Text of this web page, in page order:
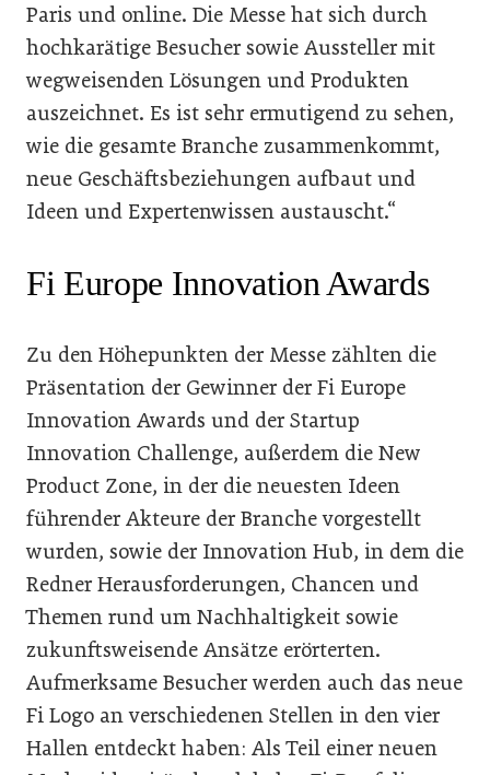
Paris und online. Die Messe hat sich durch
hochkarätige Besucher sowie Aussteller mit
wegweisenden Lösungen und Produkten
auszeichnet. Es ist sehr ermutigend zu sehen,
wie die gesamte Branche zusammenkommt,
neue Geschäftsbeziehungen aufbaut und
Ideen und Expertenwissen austauscht.“
Fi Europe Innovation Awards
Zu den Höhepunkten der Messe zählten die
Präsentation der Gewinner der Fi Europe
Innovation Awards und der Startup
Innovation Challenge, außerdem die New
Product Zone, in der die neuesten Ideen
führender Akteure der Branche vorgestellt
wurden, sowie der Innovation Hub, in dem die
Redner Herausforderungen, Chancen und
Themen rund um Nachhaltigkeit sowie
zukunftsweisende Ansätze erörterten.
Aufmerksame Besucher werden auch das neue
Fi Logo an verschiedenen Stellen in den vier
Hallen entdeckt haben: Als Teil einer neuen